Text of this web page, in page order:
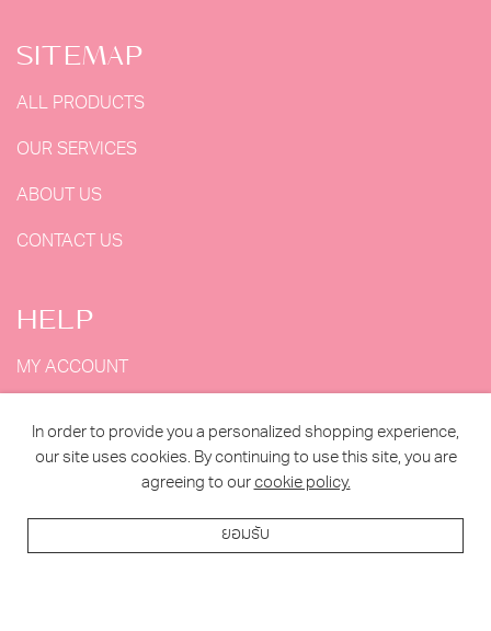
SITEMAP
ALL PRODUCTS
OUR SERVICES
ABOUT US
CONTACT US
HELP
MY ACCOUNT
ORDER TRACKING
In order to provide you a personalized shopping experience,
our site uses cookies. By continuing to use this site, you are
agreeing to our cookie policy.
ยอมรับ